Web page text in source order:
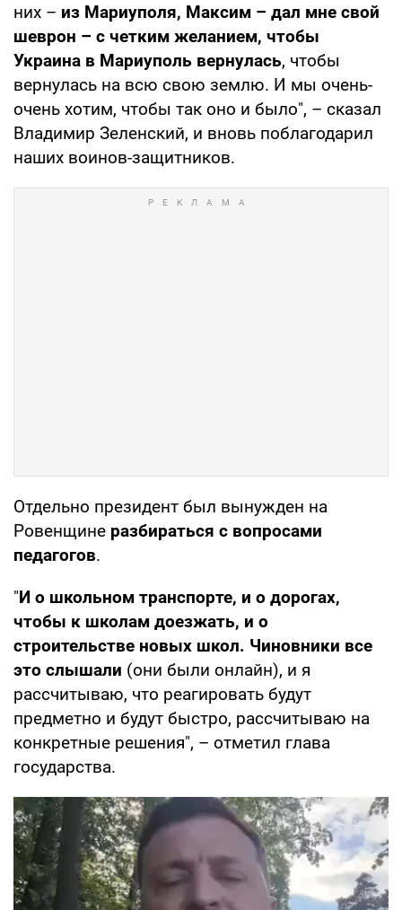
них – из Мариуполя, Максим – дал мне свой
шеврон – с четким желанием, чтобы
Украина в Мариуполь вернулась, чтобы
вернулась на всю свою землю. И мы очень-
очень хотим, чтобы так оно и было", – сказал
Владимир Зеленский, и вновь поблагодарил
наших воинов-защитников.
Отдельно президент был вынужден на
Ровенщине разбираться с вопросами
педагогов.
"И о школьном транспорте, и о дорогах,
чтобы к школам доезжать, и о
строительстве новых школ. Чиновники все
это слышали (они были онлайн), и я
рассчитываю, что реагировать будут
предметно и будут быстро, рассчитываю на
конкретные решения", – отметил глава
государства.